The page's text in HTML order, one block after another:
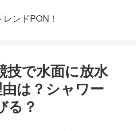
レンドPON！
技で水面に放水
は？シャワー
る？